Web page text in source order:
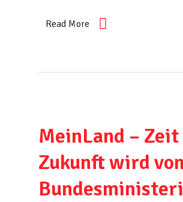
Read More
MeinLand –
Zukunft wird